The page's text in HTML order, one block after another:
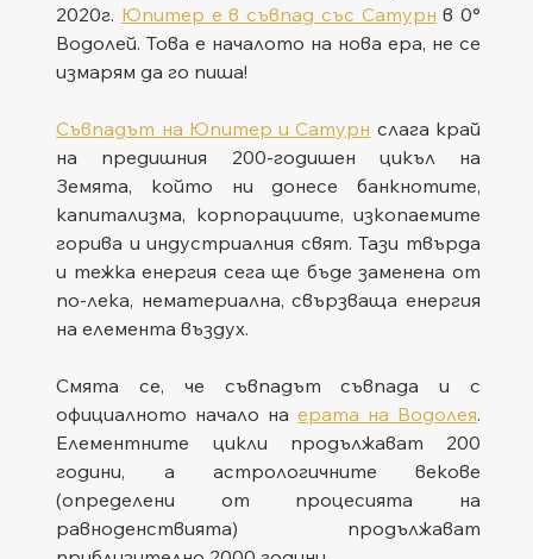
2020г. Юпитер е в съвпад със Сатурн в 0°
Водолей. Това е началото на нова ера, не се
измарям да го пиша!
Съвпадът на Юпитер и Сатурн слага край
на предишния 200-годишен цикъл на
Земята, който ни донесе банкнотите,
капитализма, корпорациите, изкопаемите
горива и индустриалния свят. Тази твърда
и тежка енергия сега ще бъде заменена от
по-лека, нематериална, свързваща енергия
на елемента въздух.
Смята се, че съвпадът съвпада и с
официалното начало на ерата на Водолея.
Елементните цикли продължават 200
години, а астрологичните векове
(определени от процесията на
равноденствията) продължават